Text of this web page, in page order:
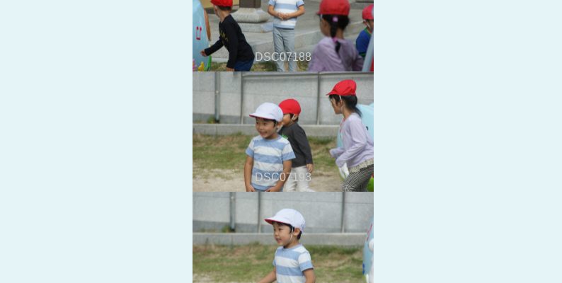
DSC07188
DSC07193